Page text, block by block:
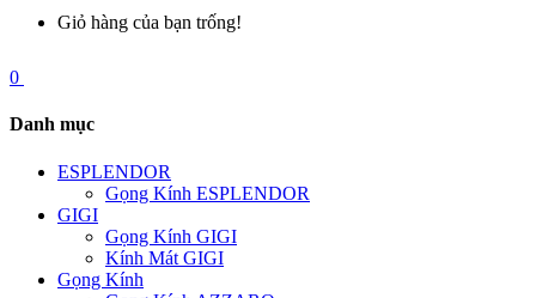
Giỏ hàng của bạn trống!
0
Danh mục
ESPLENDOR
Gọng Kính ESPLENDOR
GIGI
Gọng Kính GIGI
Kính Mát GIGI
Gọng Kính